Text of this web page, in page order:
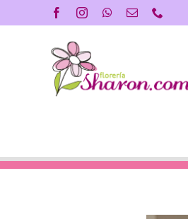
contenido